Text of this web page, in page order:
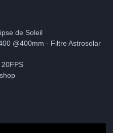
de Soleil
@400mm - Filtre Astrosolar